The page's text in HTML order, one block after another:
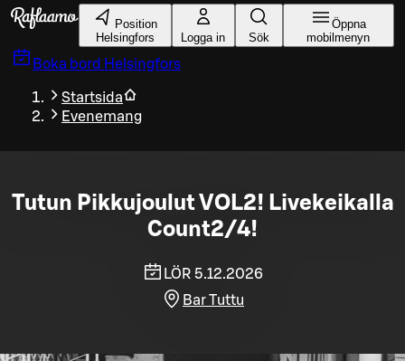
Gå till huvudinnehållet
Position
Helsingfors
Logga in Sök
Öppna
mobilmenyn
Boka bord Helsingfors
Startsida
Evenemang
Tutun Pikkujoulut VOL2! Livekeikalla
Count2/4!
LÖR 5.12.2026
Bar Tuttu